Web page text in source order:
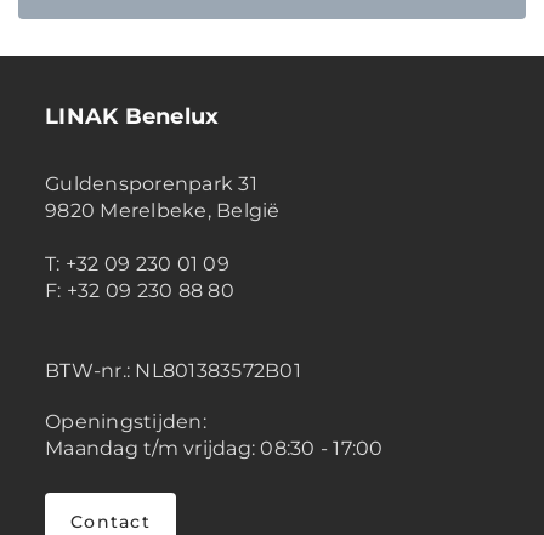
LINAK Benelux
Guldensporenpark 31
9820 Merelbeke, België
T: +32 09 230 01 09
F: +32 09 230 88 80
BTW-nr.: NL801383572B01
Openingstijden:
Maandag t/m vrijdag: 08:30 - 17:00
Contact